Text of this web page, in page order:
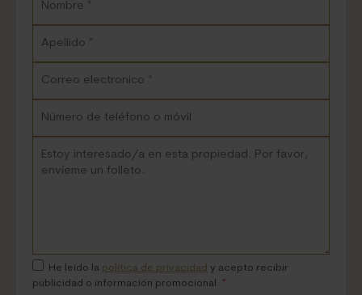
He leído la política de privacidad y acepto recibir
publicidad o información promocional. *